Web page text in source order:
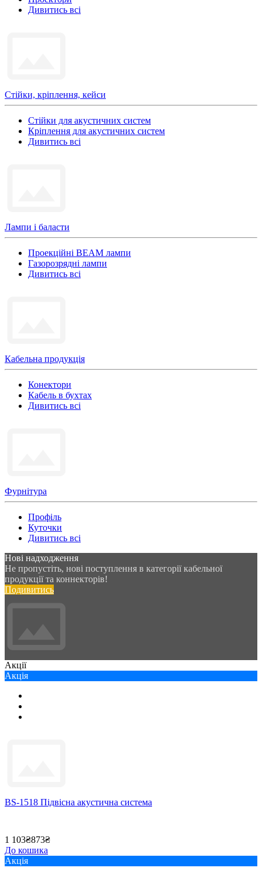
Дивитись всі
Стійки, кріплення, кейси
Стійки для акустичних систем
Кріплення для акустичних систем
Дивитись всі
Лампи і баласти
Проекційні BEAM лампи
Газорозрядні лампи
Дивитись всі
Кабельна продукція
Конектори
Кабель в бухтах
Дивитись всі
Фурнітура
Профіль
Куточки
Дивитись всі
Нові надходження
Не пропустіть, нові поступлення в категорії кабельної
продукції та коннекторів!
Подивитись
Акції
Акція
BS-1518 Підвісна акустична система
1 103₴873₴
До кошика
Акція